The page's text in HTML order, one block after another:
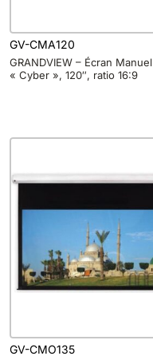
GV-CMA120
GRANDVIEW – Écran Manuel
« Cyber », 120″, ratio 16:9
GV-CMO135